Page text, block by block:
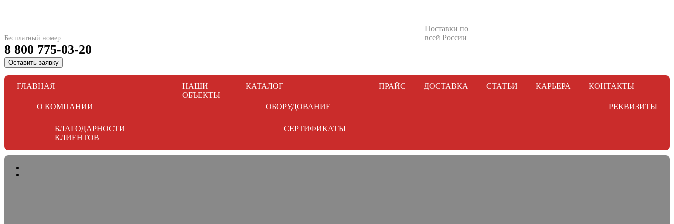
Бесплатный номер
8 800 775-03-20
Поставки по
всей России
Оставить заявку
ГЛАВНАЯ
О КОМПАНИИ
БЛАГОДАРНОСТИ
КЛИЕНТОВ
НАШИ
ОБЪЕКТЫ
КАТАЛОГ
ОБОРУДОВАНИЕ
СЕРТИФИКАТЫ
ПРАЙС ДОСТАВКА СТАТЬИ КАРЬЕРА КОНТАКТЫ
РЕКВИЗИТЫ